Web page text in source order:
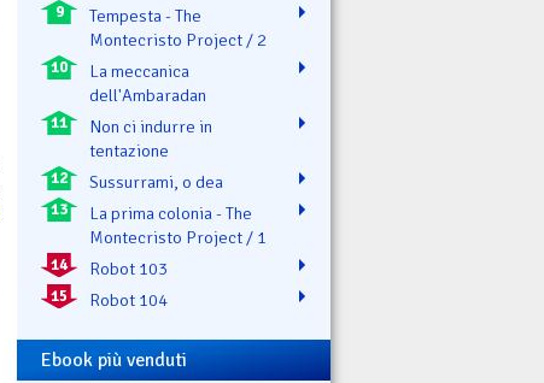
9
Tempesta - The
Montecristo Project / 2
10
La meccanica
dell'Ambaradan
11
Non ci indurre in
tentazione
12 Sussurrami, o dea
13
La prima colonia - The
Montecristo Project / 1
14 Robot 103
15 Robot 104
Ebook più venduti